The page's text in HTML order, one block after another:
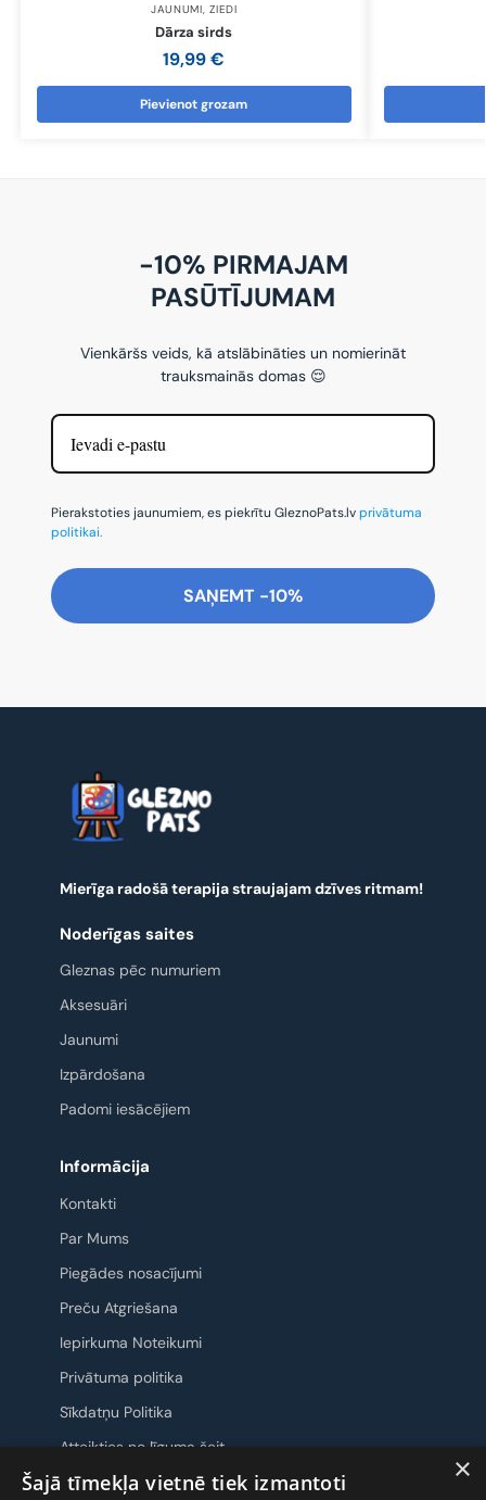
JAUNUMI,ZIEDI
Dārza sirds
19,99€
Pievienot grozam
-10% PIRMAJAM
PASŪTĪJUMAM
Vienkāršs veids, kā atslābināties un nomierināt
trauksmainās domas 😌
Pierakstoties jaunumiem, es piekrītu GleznoPats.lvprivātuma
politikai.
SAŅEMT -10%
Mierīga radošā terapija straujajam dzīves ritmam!
Noderīgas saites
Gleznas pēc numuriem
Aksesuāri
Jaunumi
Izpārdošana
Padomi iesācējiem
Informācija
Kontakti
Par Mums
Piegādes nosacījumi
Preču Atgriešana
Iepirkuma Noteikumi
Privātuma politika
Sīkdatņu Politika
Atteikties no līguma šeit
×
Šajā tīmekļa vietnē tiek izmantoti